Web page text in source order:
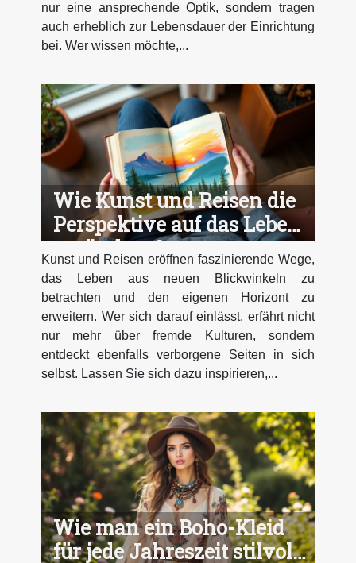
nur eine ansprechende Optik, sondern tragen
auch erheblich zur Lebensdauer der Einrichtung
bei. Wer wissen möchte,...
Wie Kunst und Reisen die
Perspektive auf das Leben
verändern?
Kunst und Reisen eröffnen faszinierende Wege,
das Leben aus neuen Blickwinkeln zu
betrachten und den eigenen Horizont zu
erweitern. Wer sich darauf einlässt, erfährt nicht
nur mehr über fremde Kulturen, sondern
entdeckt ebenfalls verborgene Seiten in sich
selbst. Lassen Sie sich dazu inspirieren,...
Wie man ein Boho-Kleid
für jede Jahreszeit stilvoll